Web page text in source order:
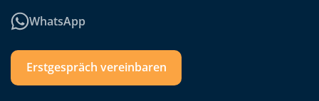
WhatsApp
Erstgespräch vereinbaren